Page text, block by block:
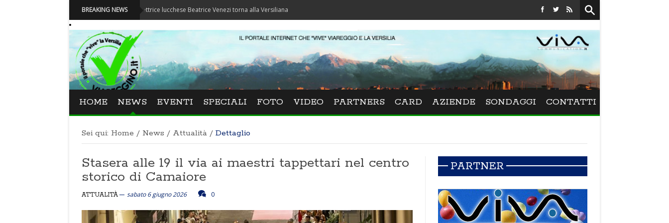
BREAKING NEWS
Festival La Versiliana - La direttrice lucchese Beatrice Venezi torna alla Versiliana Festival La Versiliana - Maurizio Schweizer porta alla
HOME NEWS EVENTI SPECIALI FOTO VIDEO PARTNERS CARD AZIENDE SONDAGGI CONTATTI
Sei qui: Home / News / Attualità / Dettaglio
Stasera alle 19 il via ai maestri tappettari nel centro
storico di Camaiore
ATTUALITÀ sabato 6 giugno 2026 0
PARTNER